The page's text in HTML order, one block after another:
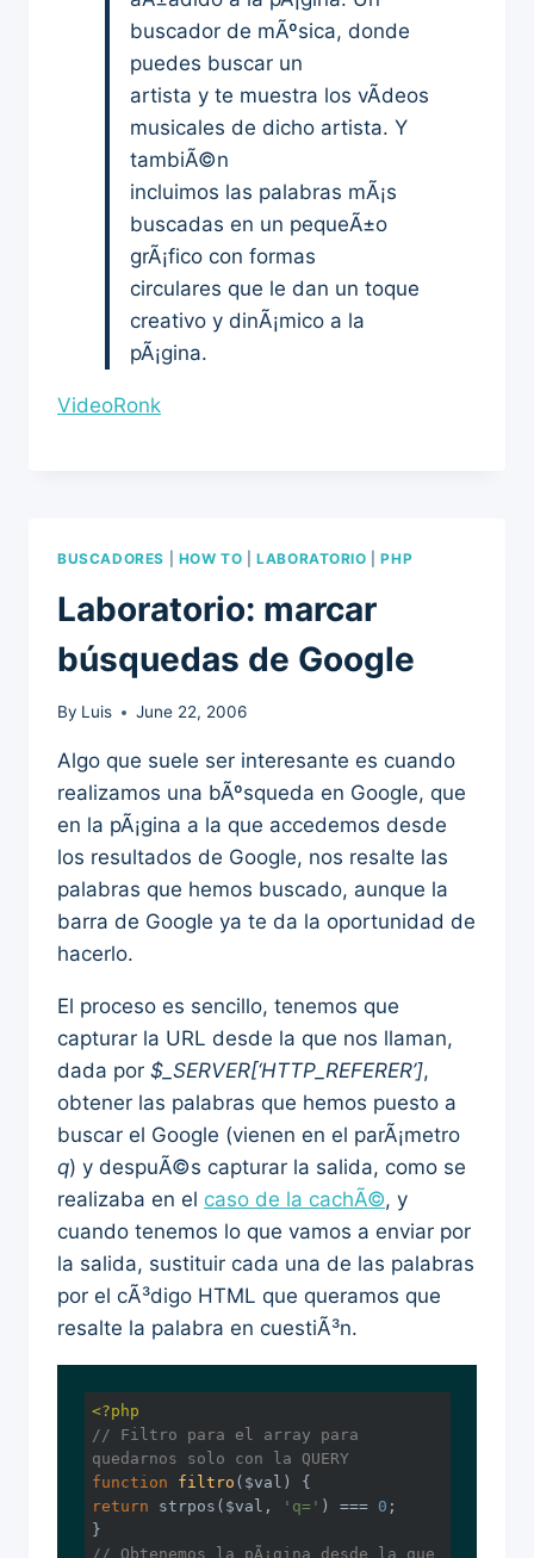
buscador de mÃºsica, donde
puedes buscar un
artista y te muestra los vÃ­deos
musicales de dicho artista. Y
tambiÃ©n
incluimos las palabras mÃ¡s
buscadas en un pequeÃ±o
grÃ¡fico con formas
circulares que le dan un toque
creativo y dinÃ¡mico a la
pÃ¡gina.
VideoRonk
BUSCADORES HOW TO |LABORATORIO |PHP
Laboratorio: marcar
búsquedas de Google
By Luis June 22, 2006
Algo que suele ser interesante es cuando
realizamos una bÃºsqueda en Google, que
en la pÃ¡gina a la que accedemos desde
los resultados de Google, nos resalte las
palabras que hemos buscado, aunque la
barra de Google ya te da la oportunidad de
hacerlo.
El proceso es sencillo, tenemos que
capturar la URL desde la que nos llaman,
dada por $_SERVER[‘HTTP_REFERER’],
obtener las palabras que hemos puesto a
buscar el Google (vienen en el parÃ¡metro
q) y despuÃ©s capturar la salida, como se
realizaba en el caso de la cachÃ©, y
cuando tenemos lo que vamos a enviar por
la salida, sustituir cada una de las palabras
por el cÃ³digo HTML que queramos que
resalte la palabra en cuestiÃ³n.
<?php
// Filtro para el array para
quedarnos solo con la QUERY
function
filtro ($val)
return strpos($val, 'q=' ) === 0 ;
// Obtenemos la pÃ¡gina desde la que